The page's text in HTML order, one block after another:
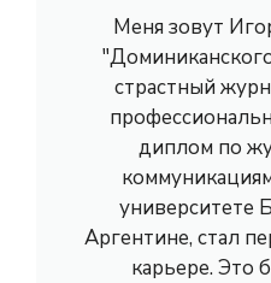
Меня зовут
страстный
диплом по
университете
Аргентине, стал
карьере. Это